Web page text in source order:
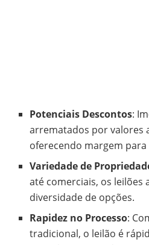
Potenciais Descontos:
arrematados por valores
oferecendo margem
Variedade de
até comerciais, os leilões
diversidade de opções.
Rapidez no Processo:
tradicional, o leilão é